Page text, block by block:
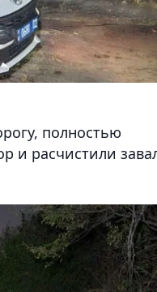
полностью
и расчистили